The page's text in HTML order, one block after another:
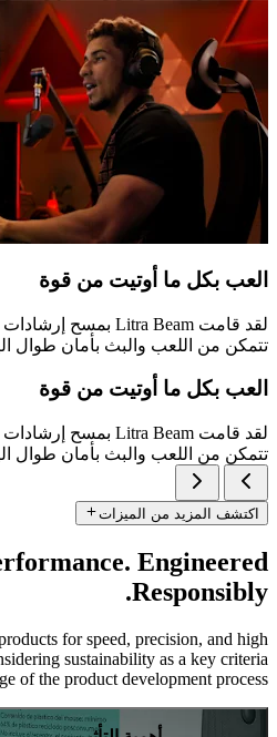
العب بكل ما أوتيت من قوة
تتمكن من اللعب والبث بأمان طوال
العب بكل ما أوتيت من قوة
تتمكن من اللعب والبث بأمان طوال
اكتشف المزيد من الميزات
Engineered
Responsibly.
for speed, precision, and high
sustainability as a key criteria
of the product development process